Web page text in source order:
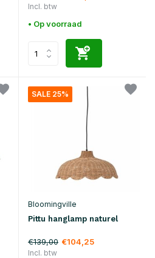
Incl. btw
• Op voorraad
SALE 25%
Bloomingville
Pittu hanglamp naturel
€139,00 €104,25
Incl. btw